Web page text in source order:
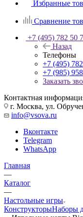
Избранные
Сравнение
+7 (495) 782 50
Назад
Телефоны
+7 (495)
+7 (985)
Заказать
Контактная
г. Москва, ул.
info@vsova.ru
Вконтакте
Telegram
WhatsApp
Главная
—
Каталог
—
Настольные игры
КонструкторыНаборы